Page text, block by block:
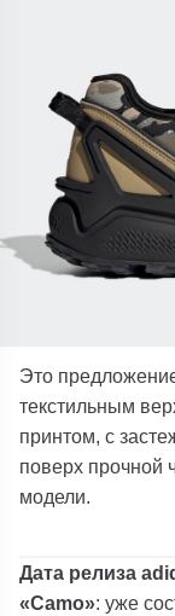
Это
текстильным
принтом, с
поверх прочной
модели.
Дата релиза
«Camo»: уже